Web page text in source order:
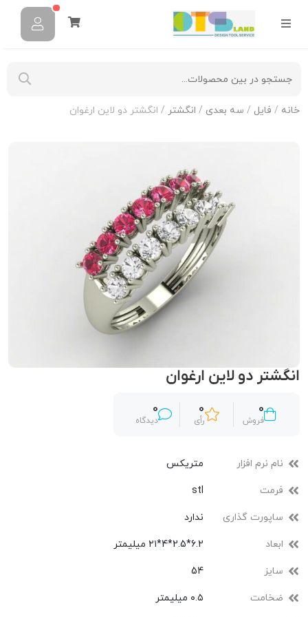
خانه / فایل / سه بعدی / انگشتر / انگشتر دو لاین ارغوان
انگشتر دو لاین ارغوان
0
فروش
0
رأی
0
دیدگاه
نام نرم افزار متریکس
فرمت stl
ساپورت گذاری ندارد
ابعاد 6.2*2.5*4*۲۱ میلیمتر
سایز 54
ضخامت ۰.۵ میلیمتر